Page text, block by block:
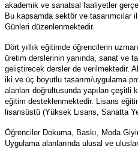
akademik ve sanatsal faaliyetler
Bu kapsamda sektör ve tasarımcılar
Günleri düzenlenmektedir.
Dört yıllık eğitimde öğrencilerin
üretim derslerinin yanında, sanat ve
geliştirecek dersler de verilmektedir.
iki ve üç boyutlu tasarım/uygulama
alanları doğrultusunda yapılan çeşitli
eğitim desteklenmektedir. Lisans
lisansüstü (Yüksek Lisans, Sanatta
Öğrenciler Dokuma, Baskı, Moda
Uygulama alanlarında ulusal ve